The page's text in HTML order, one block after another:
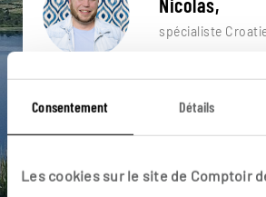
Consentement Détails
Les cookies sur le site de Comptoir
spécialiste
Suivez vos envies et demandez
spécialistes
Ils sauront organiser votre